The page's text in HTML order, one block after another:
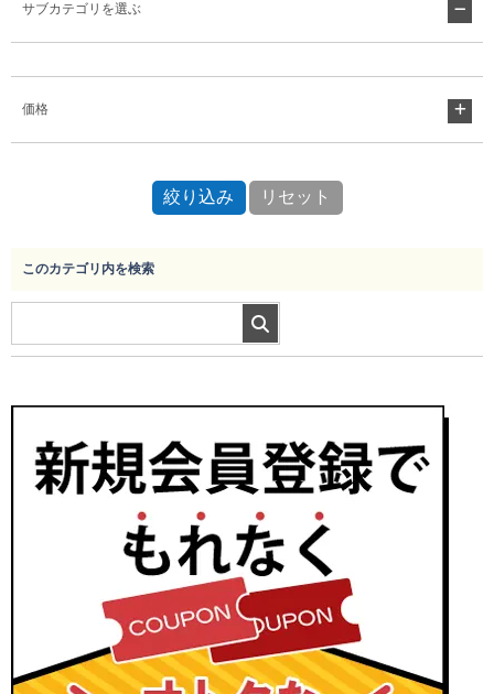
サブカテゴリを選ぶ
価格
このカテゴリ内を検索